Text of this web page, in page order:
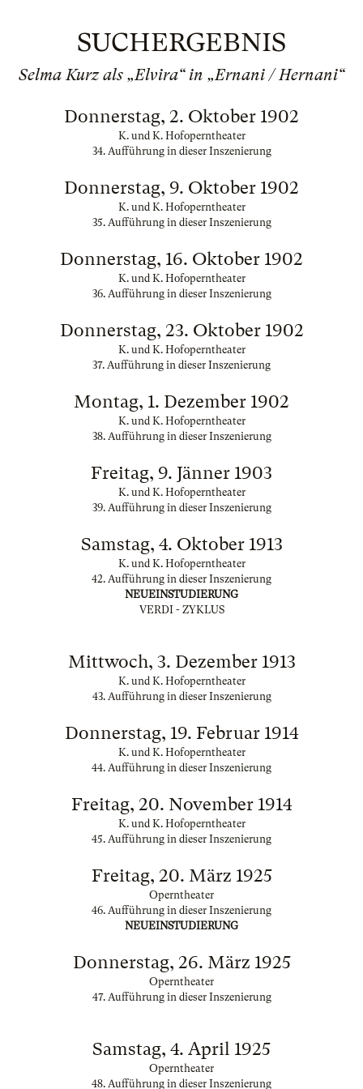
SUCHERGEBNIS
Selma Kurz als „Elvira“ in „Ernani / Hernani“
Donnerstag, 2. Oktober 1902
K. und K. Hofoperntheater
34. Aufführung in dieser Inszenierung
Donnerstag, 9. Oktober 1902
K. und K. Hofoperntheater
35. Aufführung in dieser Inszenierung
Donnerstag, 16. Oktober 1902
K. und K. Hofoperntheater
36. Aufführung in dieser Inszenierung
Donnerstag, 23. Oktober 1902
K. und K. Hofoperntheater
37. Aufführung in dieser Inszenierung
Montag, 1. Dezember 1902
K. und K. Hofoperntheater
38. Aufführung in dieser Inszenierung
Freitag, 9. Jänner 1903
K. und K. Hofoperntheater
39. Aufführung in dieser Inszenierung
Samstag, 4. Oktober 1913
K. und K. Hofoperntheater
42. Aufführung in dieser Inszenierung
NEUEINSTUDIERUNG
VERDI - ZYKLUS
Mittwoch, 3. Dezember 1913
K. und K. Hofoperntheater
43. Aufführung in dieser Inszenierung
Donnerstag, 19. Februar 1914
K. und K. Hofoperntheater
44. Aufführung in dieser Inszenierung
Freitag, 20. November 1914
K. und K. Hofoperntheater
45. Aufführung in dieser Inszenierung
Freitag, 20. März 1925
Operntheater
46. Aufführung in dieser Inszenierung
NEUEINSTUDIERUNG
Donnerstag, 26. März 1925
Operntheater
47. Aufführung in dieser Inszenierung
Samstag, 4. April 1925
Operntheater
48. Aufführung in dieser Inszenierung